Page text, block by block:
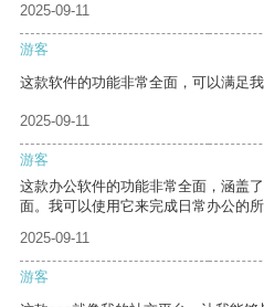
2025-09-11
游客
这款软件的功能非常全面，可以满足我
2025-09-11
游客
这款办公软件的功能非常全面，涵盖
面。我可以使用它来完成日常办公的所
2025-09-11
游客